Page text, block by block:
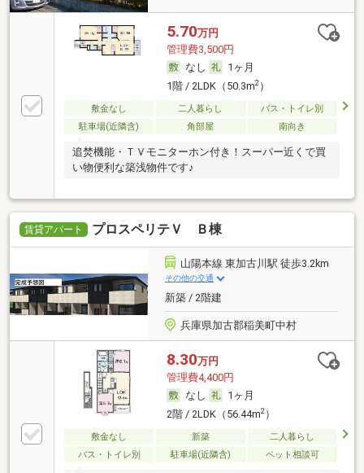
5.70万円
管理費3,500円
なし
1ヶ月
1階 / 2LDK（50.3m2）
敷金なし 二人暮らし
バス・トイレ別
駐車場(近隣含)
角部屋 南向き
追焚機能・ＴＶモニターホン付き！スーパー近くで買
い物便利な築浅物件です♪
賃貸アパート プロスペリテＶ Ｂ棟
山陽本線 東加古川駅 徒歩3.2km
その他の交通
新築 / 2階建
兵庫県加古郡稲美町中村
8.30万円
管理費4,400円
なし
1ヶ月
2階 / 2LDK（56.44m2）
敷金なし 新築
二人暮らし
バス・トイレ別
駐車場(近隣含) ペット相談可